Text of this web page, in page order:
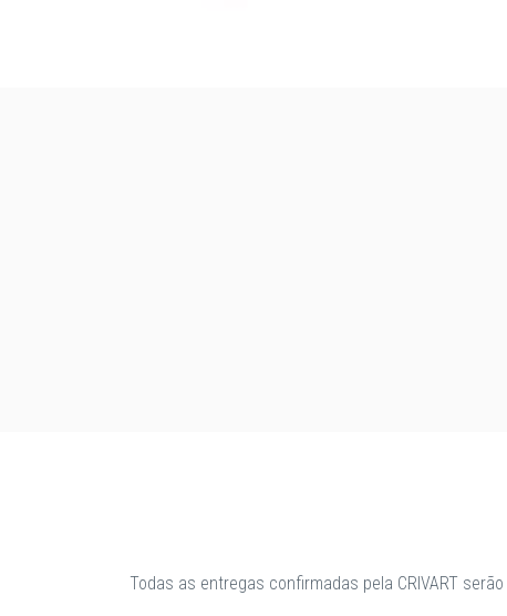
Todas as entregas confirmadas pela CRIVART